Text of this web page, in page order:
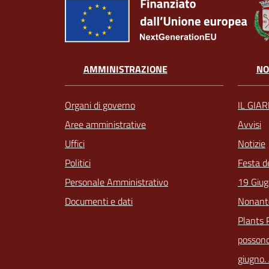
AMMINISTRAZIONE
Organi di governo
Aree amministrative
Uffici
Politici
Personale Amministrativo
Documenti e dati
IL
Avvisi
Notizie
Festa
19
Plants